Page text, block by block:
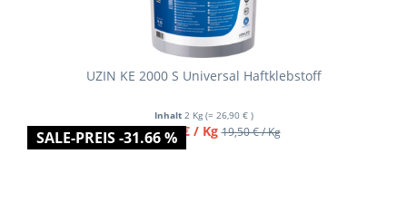
SALE-PREIS -31.66 %
UZIN KE 2000 S Universal Haftklebstoff
Inhalt 2 Kg (= 26,90 € )
ab 13,45 € / Kg 19,50 € / Kg